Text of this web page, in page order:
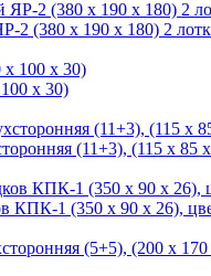
(380 х 190 х 180) 2
х 30)
(11+3), (115 х 85
КПК-1 (350 х 90 х 26),